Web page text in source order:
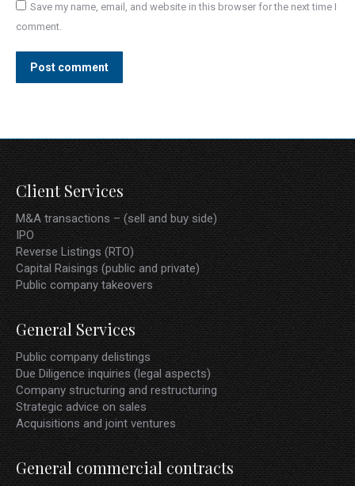
Save my name, email, and website in this browser for the next time I
comment.
Post comment
Client Services
M&A transactions – (sell and buy side)
IPO
Reverse Listings (RTO)
Capital Raisings (public and private)
Public company takeovers
General Services
Public company delistings
Due Diligence inquiries (legal aspects)
Company structuring and restructuring
Strategic advice on sales
Acquisitions and joint ventures
General commercial contracts